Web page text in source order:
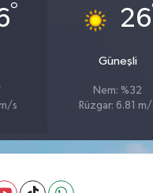
°
s
26
Güneşli
Nem: %32
Rüzgar: 6.81 m/